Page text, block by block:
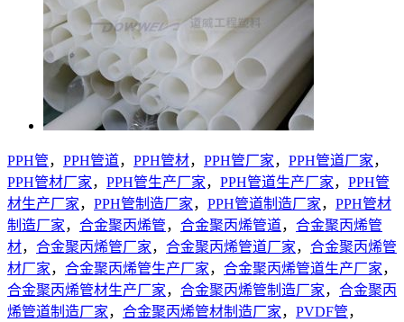
PPH管， PPH管道， PPH管材， PPH管厂家， PPH管道厂家，
PPH管材厂家， PPH管生产厂家， PPH管道生产厂家， PPH管
材生产厂家， PPH管制造厂家， PPH管道制造厂家， PPH管材
制造厂家， 合金聚丙烯管， 合金聚丙烯管道， 合金聚丙烯管
材， 合金聚丙烯管厂家， 合金聚丙烯管道厂家， 合金聚丙烯管
材厂家， 合金聚丙烯管生产厂家， 合金聚丙烯管道生产厂家，
合金聚丙烯管材生产厂家， 合金聚丙烯管制造厂家， 合金聚丙
烯管道制造厂家， 合金聚丙烯管材制造厂家， PVDF管，